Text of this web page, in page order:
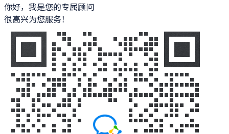
你好，我是您的专属顾问
很高兴为您服务！